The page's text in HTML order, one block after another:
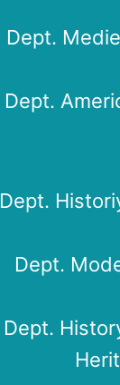
Dept.
Dept.
Dept.
Dept.
Dept.